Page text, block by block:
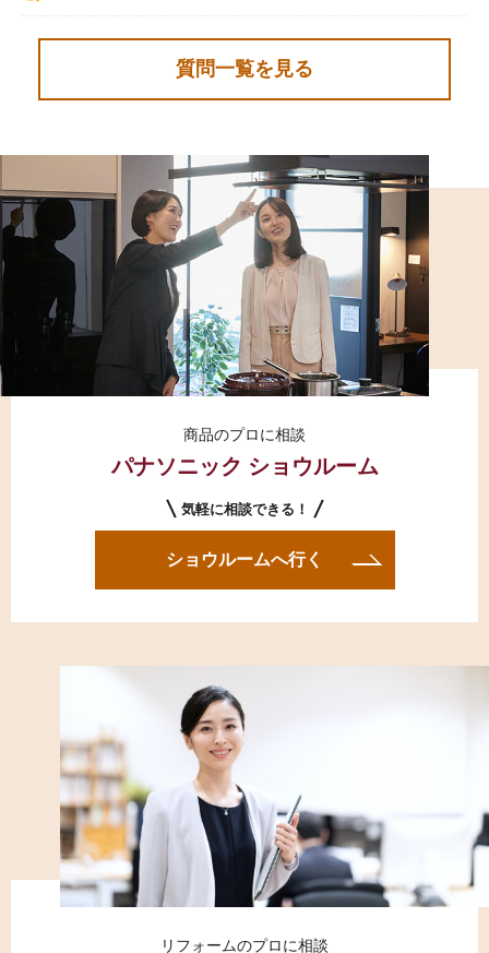
質問一覧を見る
商品のプロに相談
パナソニック ショウルーム
気軽に相談できる！
ショウルームへ行く
リフォームのプロに相談